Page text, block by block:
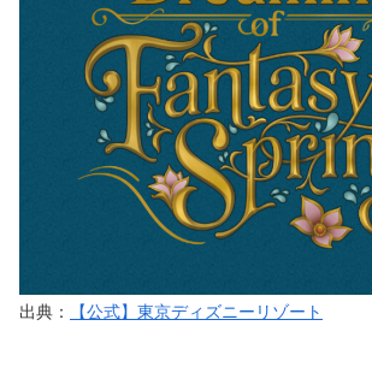
出典： 【公式】東京ディズニーリゾート